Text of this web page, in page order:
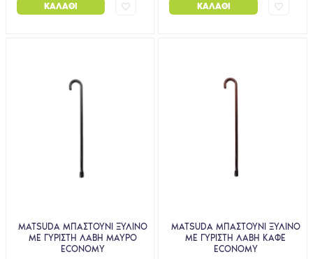
ΚΑΛΆΘΙ ΚΑΛΆΘΙ
MATSUDA ΜΠΑΣΤΟΥΝΙ ΞΥΛΙΝΟ
ΜΕ ΓΥΡΙΣΤΗ ΛΑΒΗ ΜΑΥΡΟ
ECONOMY
MATSUDA ΜΠΑΣΤΟΥΝΙ ΞΥΛΙΝΟ
ΜΕ ΓΥΡΙΣΤΗ ΛΑΒΗ ΚΑΦΕ
ECONOMY